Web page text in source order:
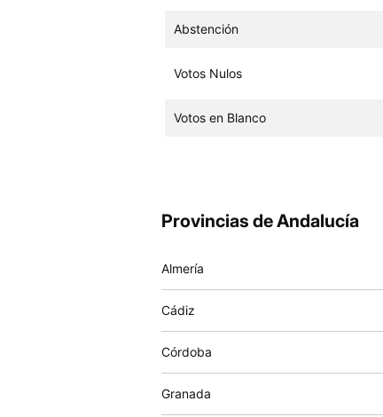
Abstención
Votos Nulos
Votos en Blanco
Provincias de Andalucía
Almería
Cádiz
Córdoba
Granada